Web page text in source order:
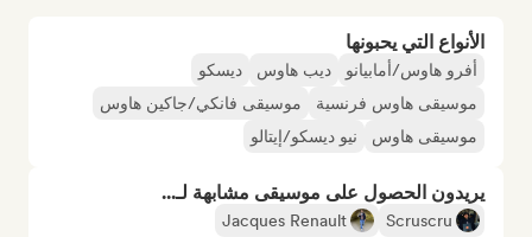
الأنواع التي يحبونها
أفرو هاوس/أمابيانو ديب هاوس
ديسكو
موسيقى هاوس فرنسية
موسيقى فانكي/جاكين هاوس
موسيقى هاوس
نيو ديسكو/إيتالو
يريدون الحصول على موسيقى مشابهة لـ...
Scruscru
Jacques Renault